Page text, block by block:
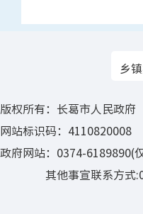
乡
版权所有：长葛市人民政府
网站标识码：4110820008
政府网站：0374-6189890(
其他事宣联系方式